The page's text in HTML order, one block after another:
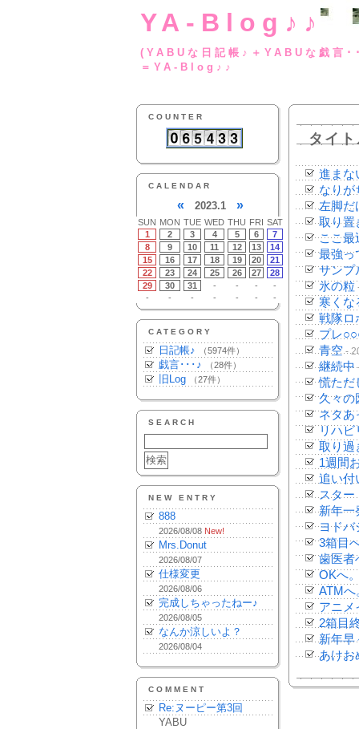
YA-Blog♪♪
(YABUな日記帳♪
＝YA-Blog♪♪
COUNTER
CALENDAR
« 2023.1 »
SUN MON TUE WED THU FRI SAT
1
2 3 4 5 6
7
8
9 10 11 12 13
14
15
16 17 18 19 20
21
22
23 24 25 26 27
28
29
30 31 - - -
-
-
- - - - - -
CATEGORY
日記帳♪ （5974件）
戯言･･･♪ （28件）
旧Log （27件）
SEARCH
NEW ENTRY
888
2026/08/08 New!
Mrs.Donut
2026/08/07
仕様変更
2026/08/06
完成しちゃったねー♪
2026/08/05
なんか涼しいよ？
2026/08/04
COMMENT
Re:ヌーピー第3回
YABU
タイ
進まな
なりが
左脚だ
取り置
ここ最
最強っ
サンプ
氷の粒
寒くな
戦隊ロ
プレ
青空-
継続中
慌ただ
久々の
ネタあ
リハ
取り過
1週間
追い付
スター
新年一
ヨドバ
3箱目
歯医者
OKへ
ATMへ
アニメ
2箱目
新年早
あけお